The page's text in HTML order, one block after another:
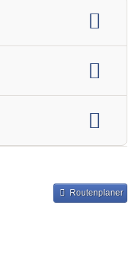
Anhängers
Routenplaner